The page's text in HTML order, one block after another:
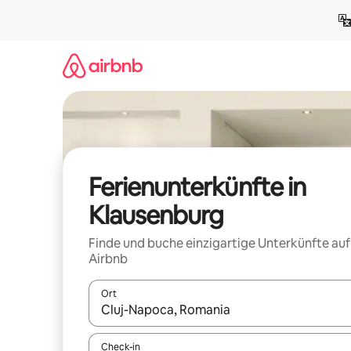
Ferienunterkünfte in
Klausenburg
Finde und buche einzigartige Unterkünfte auf
Airbnb
Ort
Wenn Ergebnisse verfügbar sind, navigiere mit
Check-in